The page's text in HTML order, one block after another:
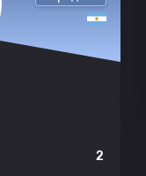
0
0
2